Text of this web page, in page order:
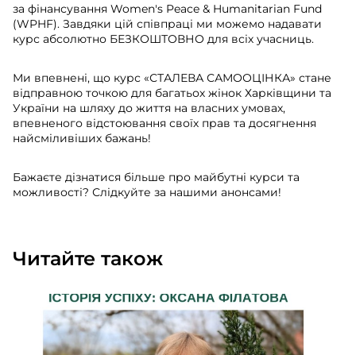
за фінансування Women's Peace & Humanitarian Fund
(WPHF). Завдяки цій співпраці ми можемо надавати
курс абсолютно БЕЗКОШТОВНО для всіх учасниць.
Ми впевнені, що курс «СТАЛЕВА САМООЦІНКА» стане
відправною точкою для багатьох жінок Харківщини та
України на шляху до життя на власних умовах,
впевненого відстоювання своїх прав та досягнення
найсміливіших бажань!
Бажаєте дізнатися більше про майбутні курси та
можливості? Слідкуйте за нашими анонсами!
Читайте також